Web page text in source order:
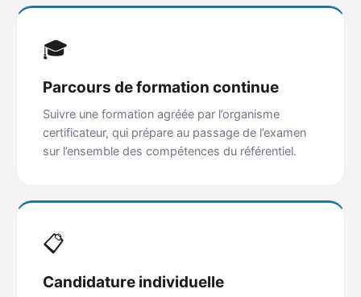
🎓
Parcours de formation continue
Suivre une formation agréée par l’organisme
certificateur, qui prépare au passage de l’examen
sur l’ensemble des compétences du référentiel.
📋
Candidature individuelle